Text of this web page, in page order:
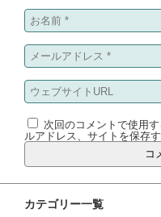
次回のコメントで使用
ルアドレス、サイトを保存す
カテゴリー一覧